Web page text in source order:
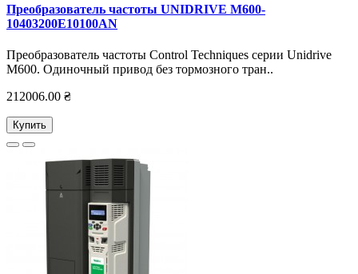
Преобразователь частоты UNIDRIVE M600-
10403200E10100AN
Преобразователь частоты Control Techniques серии Unidrive
M600. Одиночный привод без тормозного тран..
212006.00 ₴
Купить